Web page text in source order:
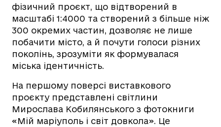
фізичний проєкт, що відтворений в
масштабі 1:4000 та створений з більше ніж
300 окремих частин, дозволяє не лише
побачити місто, а й почути голоси різних
поколінь, зрозуміти як формувалася
міська ідентичність.
На першому поверсі виставкового
проєкту представлені світлини
Мирослава Кобилянського з фотокниги
«Мій маріуполь і світ довкола». Це